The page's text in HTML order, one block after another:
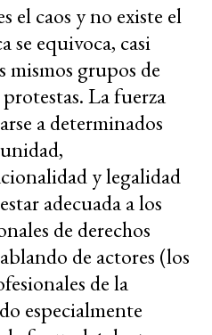
el caos y no existe el
se equivoca, casi
mismos grupos de
La fuerza
a determinados
y legalidad
adecuada a los
de derechos
de actores (los
de la
especialmente